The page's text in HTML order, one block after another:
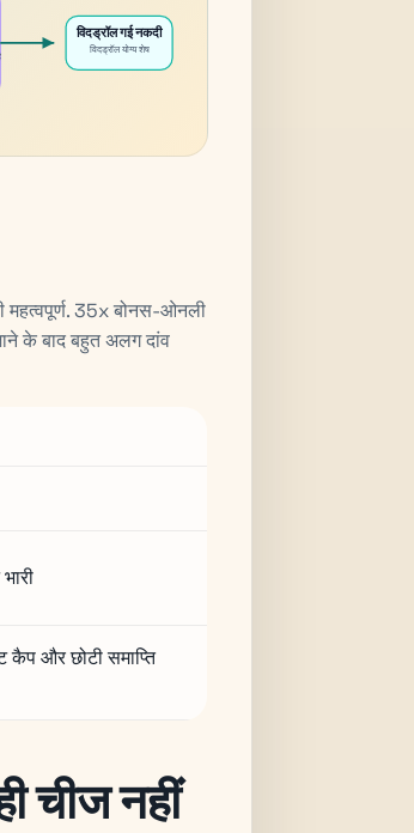
विदड्रॉल गई नकदी
विदड्रॉल योग्य शेष
35x बोनस-ओनली
के बाद बहुत अलग दांव
और छोटी समाप्ति
चीज नहीं